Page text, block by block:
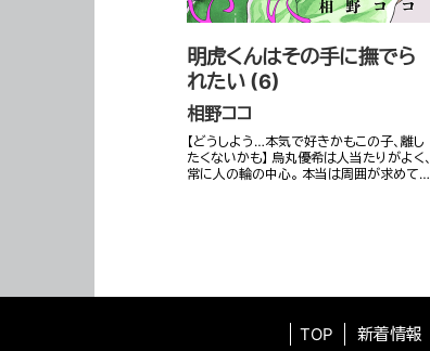
明虎くんはその手に撫でら
れたい (6)
相野ココ
【どうしよう…本気で好きかもこの子、離し
たくないかも】 烏丸優希は人当たりがよく、
常に人の輪の中心。 本当は周囲が求めて…
TOP 新着情報